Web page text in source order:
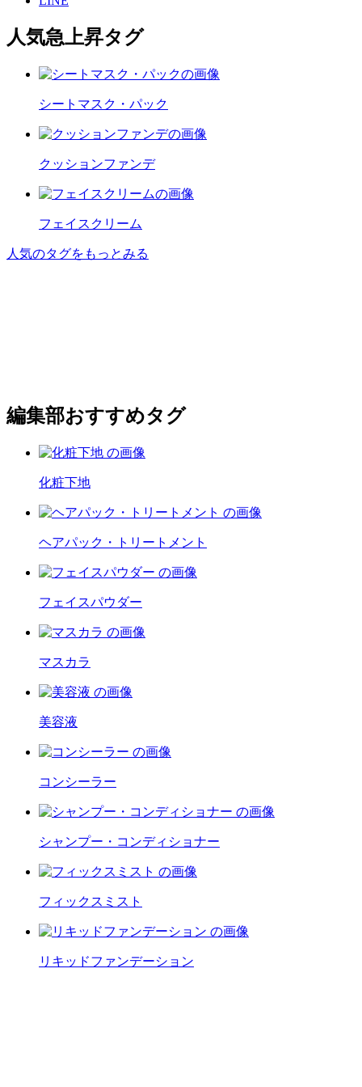
人気急上昇タグ
シートマスク・パック
クッションファンデ
フェイスクリーム
人気のタグをもっとみる
編集部おすすめタグ
化粧下地
ヘアパック・トリートメント
フェイスパウダー
マスカラ
美容液
コンシーラー
シャンプー・コンディショナー
フィックスミスト
リキッドファンデーション